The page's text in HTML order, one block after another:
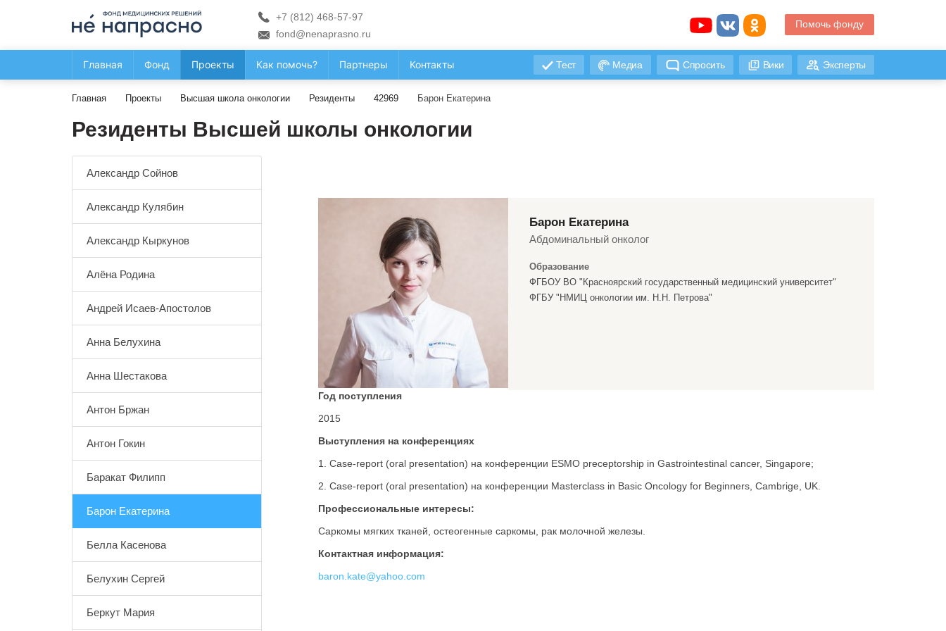
+7 (812) 468-57-97
fond@nenaprasno.ru
Помочь фонду
Главная Фонд Проекты Как помочь? Партнеры Контакты Тест Медиа Спросить Вики Эксперты
Главная Проекты Высшая школа онкологии Резиденты 42969 Барон Екатерина
Резиденты Высшей школы онкологии
Александр Сойнов
Александр Кулябин
Александр Кыркунов
Алёна Родина
Андрей Исаев-Апостолов
Анна Белухина
Анна Шестакова
Антон Бржан
Антон Гокин
Баракат Филипп
Барон Екатерина
Белла Касенова
Белухин Сергей
Беркут Мария
Барон Екатерина
Абдоминальный онколог
Образование
ФГБОУ ВО "Красноярский государственный медицинский университет"
ФГБУ "НМИЦ онкологии им. Н.Н. Петрова"
Год поступления
2015
Выступления на конференциях
1. Case-report (oral presentation) на конференции ESMO preceptorship in Gastrointestinal cancer, Singapore;
2. Case-report (oral presentation) на конференции Masterclass in Basic Oncology for Beginners, Cambrige, UK.
Профессиональные интересы:
Саркомы мягких тканей, остеогенные саркомы, рак молочной железы.
Контактная информация:
baron.kate@yahoo.com